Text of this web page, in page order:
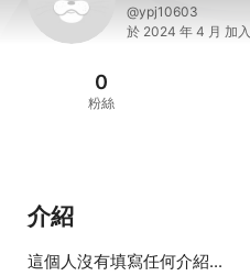
@ypj10603
於 2024 年 4 月 加入
0
粉絲
介紹
這個人沒有填寫任何介紹...